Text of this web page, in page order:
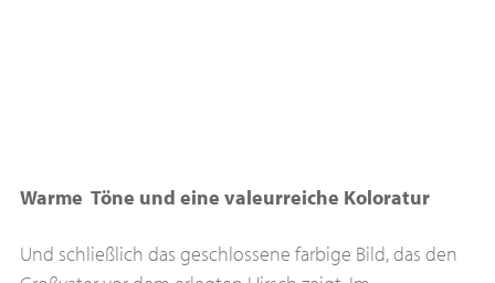
Warme Töne und eine valeurreiche Koloratur
Und schließlich das geschlossene farbige Bild, das den